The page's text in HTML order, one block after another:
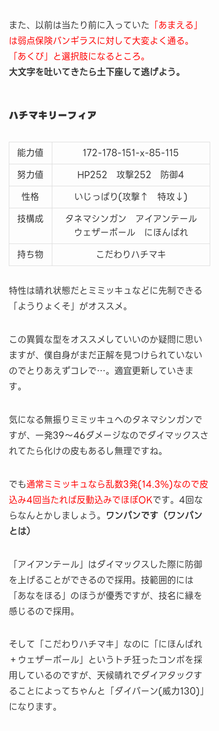
また、以前は当たり前に入っていた 「あまえる」
は弱点保険バンギラスに対して大変よく通る。
「あくび」と選択肢になるところ。
大文字を吐いてきたら土下座して逃げよう。
ハチマキリーフィア
能力値
172-178-151-x-85-115
努力値
HP252 攻撃252 防御4
性格
いじっぱり(攻撃↑ 特攻↓)
技構成
タネマシンガン アイアンテール
ウェザーボール にほんばれ
持ち物
こだわりハチマキ
特性は晴れ状態だとミミッキュなどに先制できる
「ようりょくそ」がオススメ。
この異質な型をオススメしていいのか疑問に思い
ますが、僕自身がまだ正解を見つけられていない
のでとりあえずコレで…。適宜更新していきま
す。
気になる無振りミミッキュへのタネマシンガンで
すが、一発39～46ダメージなのでダイマックスさ
れてたら化けの皮もあるし無理ですね。
でも通常ミミッキュなら乱数3発(14.3%)なので皮
込み4回当たれば反動込みでほぼOKです。4回な
らなんとかしましょう。 ワンパンです（ワンパン
とは）
「アイアンテール」はダイマックスした際に防御
を上げることができるので採用。技範囲的には
「あなをほる」のほうが優秀ですが、技名に縁を
感じるので採用。
そして「こだわりハチマキ」なのに「にほんばれ
＋ウェザーボール」というトチ狂ったコンボを採
用しているのですが、天候晴れでダイアタックす
ることによってちゃんと「ダイバーン(威力130)」
になります。